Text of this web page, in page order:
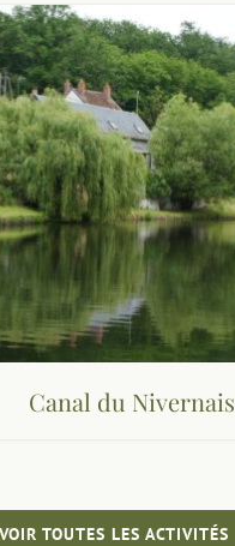
Canal du Nivernais
VOIR TOUTES LES ACTIVITÉS